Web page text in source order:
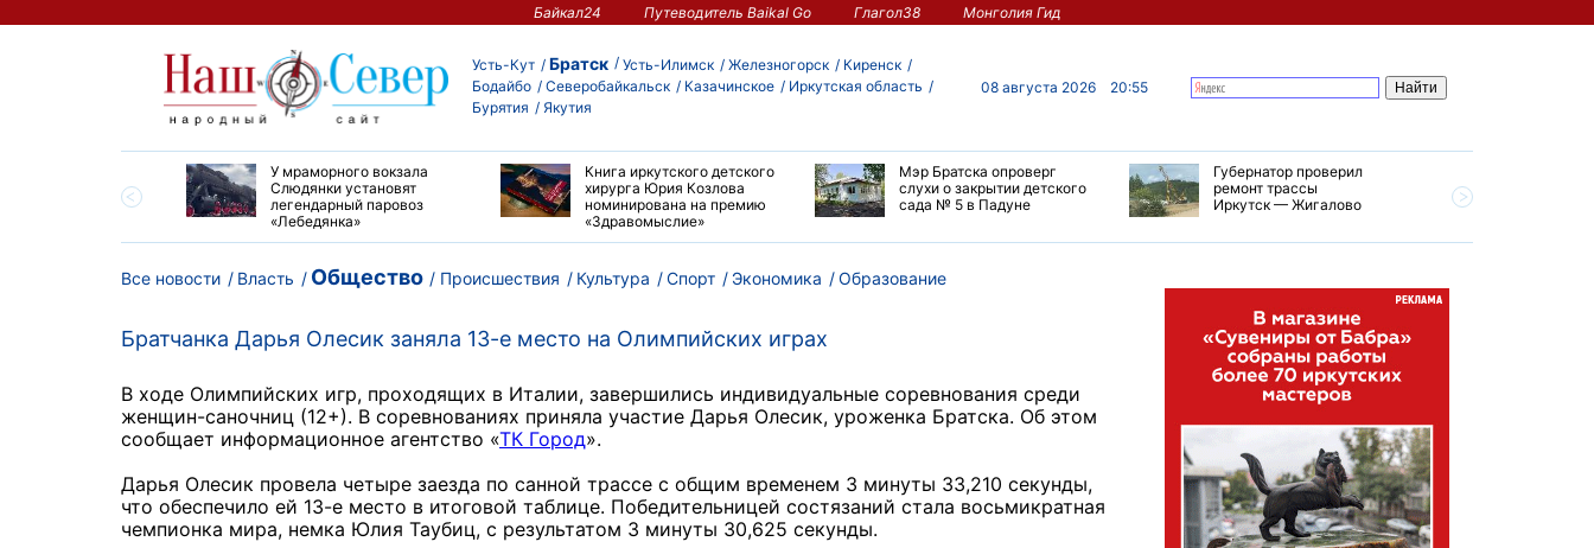
Байкал24 Путеводитель Baikal Go Глагол38 Монголия Гид
Усть-Кут Братск Усть-Илимск Железногорск
Киренск
Бодайбо
Северобайкальск Казачинское
Иркутская область
Бурятия
Якутия
08 августа 2026 20:55
У мраморного вокзала
Слюдянки установят
легендарный паровоз
«Лебедянка»
Книга иркутского детского
хирурга Юрия Козлова
номинирована на премию
«Здравомыслие»
Мэр Братска опроверг
слухи о закрытии детского
сада № 5 в Падуне
Губернатор проверил
ремонт трассы
Иркутск — Жигалово
Все новости Власть Общество Происшествия Культура Спорт Экономика Образование
Братчанка Дарья Олесик заняла 13-е место на Олимпийских играх
В ходе Олимпийских игр, проходящих в Италии, завершились индивидуальные соревнования среди
женщин-саночниц (12+). В соревнованиях приняла участие Дарья Олесик, уроженка Братска. Об этом
сообщает информационное агентство «ТК Город».
Дарья Олесик провела четыре заезда по санной трассе с общим временем 3 минуты 33,210 секунды,
что обеспечило ей 13-е место в итоговой таблице. Победительницей состязаний стала восьмикратная
чемпионка мира, немка Юлия Таубиц, с результатом 3 минуты 30,625 секунды.